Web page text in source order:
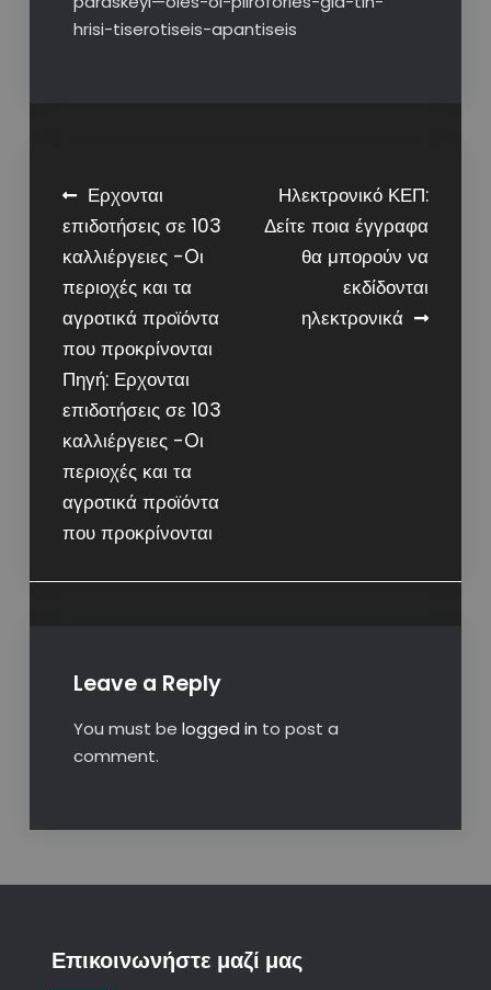
hrisi-tiserotiseis-apantiseis
Post
navigation
Ερχονται
επιδοτήσεις σε 103
καλλιέργειες -Oι
περιοχές και τα
αγροτικά προϊόντα
που προκρίνονται
Πηγή: Ερχονται
επιδοτήσεις σε 103
καλλιέργειες -Oι
περιοχές και τα
αγροτικά προϊόντα
που προκρίνονται
Ηλεκτρονικό ΚΕΠ:
Δείτε ποια έγγραφα
θα μπορούν να
εκδίδονται
ηλεκτρονικά
Leave a Reply
You must be logged in to post a
comment.
Επικοινωνήστε μαζί μας